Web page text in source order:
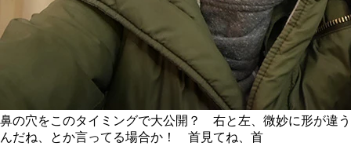
鼻の穴をこのタイミングで大公開？ 右と左、微妙に形が違う
んだね、とか言ってる場合か！ 首見てね、首